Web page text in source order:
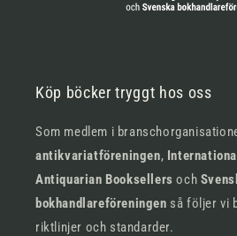
Köp böcker tryggt hos oss
Som medlem i
antikvariatföreningen,
Antiquarian Booksellersoch
bokhandlareföreningen så följer vi
riktlinjer och standarder.